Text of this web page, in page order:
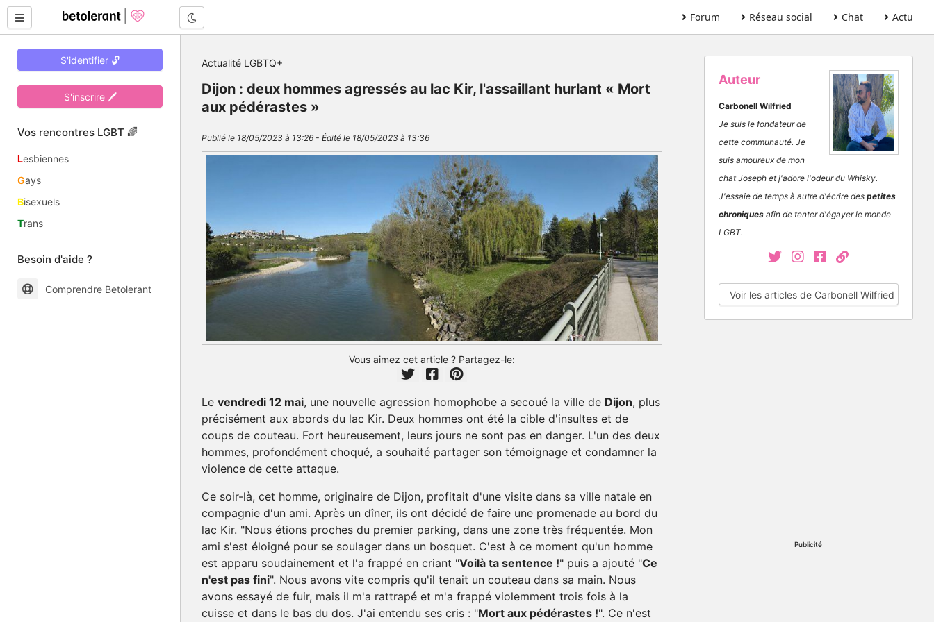
Forum Réseau social Chat Actu
S'identifier 🔓
S'inscrire 🖊
Vos rencontres LGBT 🌈
Lesbiennes
Gays
Bisexuels
Trans
Besoin d'aide ?
Comprendre Betolerant
Actualité LGBTQ+
Dijon : deux hommes agressés au lac Kir, l'assaillant hurlant « Mort
aux pédérastes »
Publié le 18/05/2023 à 13:26 - Édité le 18/05/2023 à 13:36
Vous aimez cet article ? Partagez-le:
Le vendredi 12 mai, une nouvelle agression homophobe a secoué la ville de Dijon, plus
précisément aux abords du lac Kir. Deux hommes ont été la cible d'insultes et de
coups de couteau. Fort heureusement, leurs jours ne sont pas en danger. L'un des deux
hommes, profondément choqué, a souhaité partager son témoignage et condamner la
violence de cette attaque.
Ce soir-là, cet homme, originaire de Dijon, profitait d'une visite dans sa ville natale en
compagnie d'un ami. Après un dîner, ils ont décidé de faire une promenade au bord du
lac Kir. "Nous étions proches du premier parking, dans une zone très fréquentée. Mon
ami s'est éloigné pour se soulager dans un bosquet. C'est à ce moment qu'un homme
est apparu soudainement et l'a frappé en criant "Voilà ta sentence !" puis a ajouté "Ce
n'est pas fini". Nous avons vite compris qu'il tenait un couteau dans sa main. Nous
avons essayé de fuir, mais il m'a rattrapé et m'a frappé violemment trois fois à la
cuisse et dans le bas du dos. J'ai entendu ses cris : "Mort aux pédérastes !". Ce n'est
Auteur
Carbonell Wilfried
Je suis le fondateur de
cette communauté. Je
suis amoureux de mon
chat Joseph et j'adore l'odeur du Whisky.
J'essaie de temps à autre d'écrire des petites
chroniquesafin de tenter d'égayer le monde
LGBT.
Voir les articles de Carbonell Wilfried
Publicité